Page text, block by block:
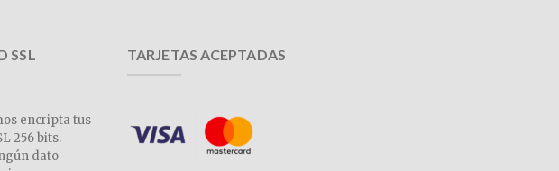
SSL
encripta tus
256 bits.
dato
TARJETAS ACEPTADAS